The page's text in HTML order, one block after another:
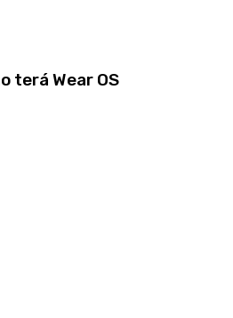
terá Wear OS